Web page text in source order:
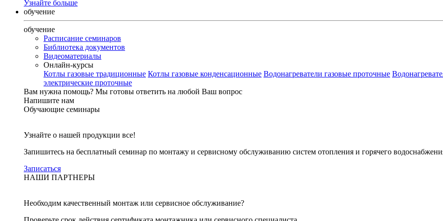
Узнайте больше
обучение
обучение
Расписание семинаров
Библиотека документов
Видеоматериалы
Онлайн-курсы
Котлы газовые традиционные Котлы газовые конденсационные Водонагреватели газовые проточные
электрические проточные
Вам нужна помощь? Мы готовы ответить на любой Ваш вопрос
Напишите нам
Обучающие семинары
Узнайте о нашей продукции все!
Запишитесь на бесплатный семинар по монтажу и сервисному обслуживанию систем отопления и горячего
Записаться
НАШИ ПАРТНЕРЫ
Необходим качественный монтаж или сервисное обслуживание?